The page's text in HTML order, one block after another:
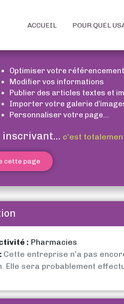
ACCUEIL POUR QUEL
Optimiser votre
Modifier vos informations
Publier des articles textes et
Importer votre galerie
Personnaliser votre page...
inscrivant... c’est
cette page
: Pharmacies
Cette entreprise n’a pas
Elle sera probablement